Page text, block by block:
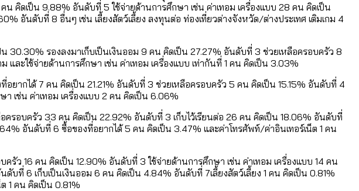
คิดเป็น 9.88% อันดับที่ 5 ใช้จ่ายด้านการศึกษา เช่น ค่าเทอม เครื่องแบบ 28 คน คิดเป็น
อันดับที่ 8 อื่นๆ เช่น เลี้ยงสัตว์เลี้ยง ลงทุนต่อ ท่องเที่ยวต่างจังหวัด/ต่างประเทศ เติมเกม 4
30.30% รองลงมาเก็บเป็นเงินออม 9 คน คิดเป็น 27.27% อันดับที่ 3 ช่วยเหลือครอบครัว 8
ละใช้จ่ายด้านการศึกษา เช่น ค่าเทอม เครื่องแบบ เท่ากันที่ 1 คน คิดเป็น 3.03%
ากได้ 7 คน คิดเป็น 21.21% อันดับที่ 3 ช่วยเหลือครอบครัว 5 คน คิดเป็น 15.15% อันดับที่ 4
เช่น ค่าเทอม เครื่องแบบ 2 คน คิดเป็น 6.06%
รอบครัว 33 คน คิดเป็น 22.92% อันดับที่ 3 เก็บไว้เรียนต่อ 26 คน คิดเป็น 18.06% อันดับที่
อันดับที่ 6 ซื้อของที่อยากได้ 5 คน คิดเป็น 3.47% และค่าโทรศัพท์/ค่าอินเทอร์เน็ต 1 คน
ว 16 คน คิดเป็น 12.90% อันดับที่ 3 ใช้จ่ายด้านการศึกษา เช่น ค่าเทอม เครื่องแบบ 14 คน
ที่ 6 เก็บเป็นเงินออม 6 คน คิดเป็น 4.84% อันดับที่ 7เลี้ยงสัตว์เลี้ยง 1 คน คิดเป็น 0.81%
1 คน คิดเป็น 0.81%